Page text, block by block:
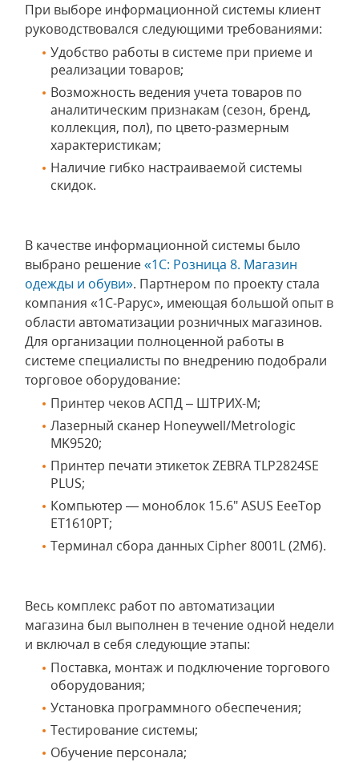
При выборе информационной системы клиент
руководствовался следующими требованиями:
Удобство работы в системе при приеме и
реализации товаров;
Возможность ведения учета товаров по
аналитическим признакам (сезон, бренд,
коллекция, пол), по цвето-размерным
характеристикам;
Наличие гибко настраиваемой системы
скидок.
В качестве информационной системы было
выбрано решение«1С: Розница 8. Магазин
одежды и обуви». Партнером по проекту стала
компания «1С-Рарус», имеющая большой опыт в
области автоматизации розничных магазинов.
Для организации полноценной работы в
системе специалисты по внедрению подобрали
торговое оборудование:
Принтер чеков АСПД – ШТРИХ-М;
Лазерный сканер Honeywell/Metrologic
MK9520;
Принтер печати этикеток ZEBRA TLP2824SE
PLUS;
Компьютер — моноблок 15.6" ASUS EeeTop
ET1610PT;
Терминал сбора данных Cipher 8001L (2Мб).
Весь комплекс работ по автоматизации
магазина был выполнен в течение одной недели
и включал в себя следующие этапы:
Поставка, монтаж и подключение торгового
оборудования;
Установка программного обеспечения;
Тестирование системы;
Обучение персонала;